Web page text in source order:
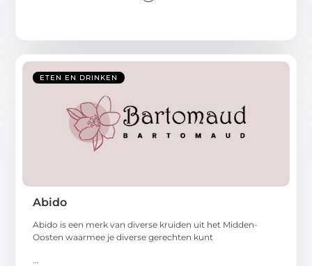
ETEN EN DRINKEN
Abido
Abido is een merk van diverse kruiden uit het Midden-
Oosten waarmee je diverse gerechten kunt